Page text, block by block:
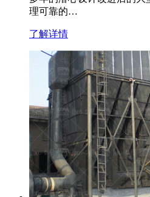
理可靠的…
了解详情